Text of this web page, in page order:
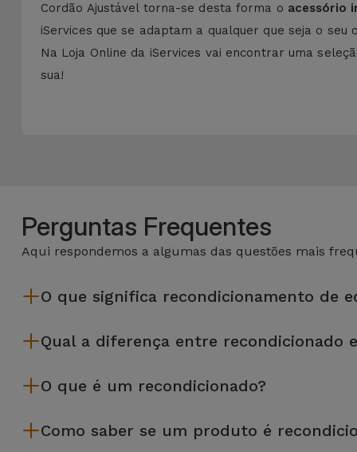
Cordão Ajustável torna-se desta forma o acessório
iServices que se adaptam a qualquer que seja o seu
Na Loja Online da iServices vai encontrar uma
sua!
Perguntas Frequentes
Aqui respondemos a algumas das questões mais
O que significa recondicionamento de
da Services passam por vários e rigorosos testes de
Qual a diferença entre recondicionado
equipamento recondicionado da iServices oferece uma
O que é um recondicionado?
de leasing ou de renovação de equipamentos empresariais.
Como saber se um produto é